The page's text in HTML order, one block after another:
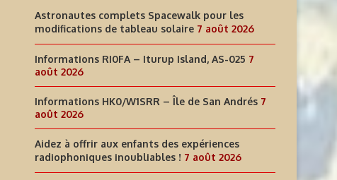
Astronautes complets Spacewalk pour les
modifications de tableau solaire 7 août 2026
Informations RI0FA – Iturup Island, AS-025 7
août 2026
Informations HK0/W1SRR – Île de San Andrés 7
août 2026
Aidez à offrir aux enfants des expériences
radiophoniques inoubliables ! 7 août 2026